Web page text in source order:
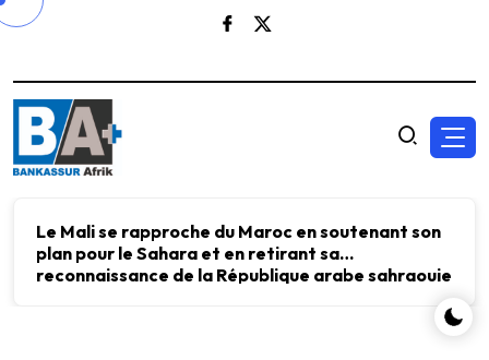
Le Mali se rapproche du Maroc en soutenant son
plan pour le Sahara et en retirant sa
reconnaissance de la République arabe sahraouie